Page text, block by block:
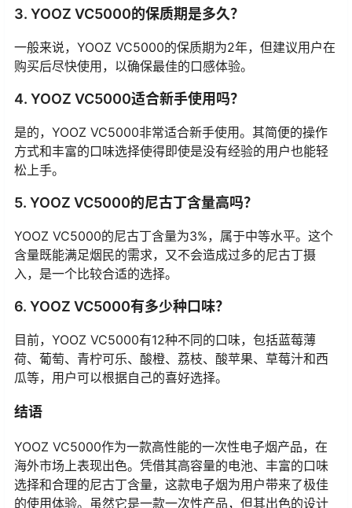
3. YOOZ VC5000的保质期是多久？
一般来说，YOOZ VC5000的保质期为2年，但建议用户在
购买后尽快使用，以确保最佳的口感体验。
4. YOOZ VC5000适合新手使用吗？
是的，YOOZ VC5000非常适合新手使用。其简便的操作
方式和丰富的口味选择使得即使是没有经验的用户也能轻
松上手。
5. YOOZ VC5000的尼古丁含量高吗？
YOOZ VC5000的尼古丁含量为3%，属于中等水平。这个
含量既能满足烟民的需求，又不会造成过多的尼古丁摄
入，是一个比较合适的选择。
6. YOOZ VC5000有多少种口味？
目前，YOOZ VC5000有12种不同的口味，包括蓝莓薄
荷、葡萄、青柠可乐、酸橙、荔枝、酸苹果、草莓汁和西
瓜等，用户可以根据自己的喜好选择。
结语
YOOZ VC5000作为一款高性能的一次性电子烟产品，在
海外市场上表现出色。凭借其高容量的电池、丰富的口味
选择和合理的尼古丁含量，这款电子烟为用户带来了极佳
的使用体验。虽然它是一款一次性产品，但其出色的设计